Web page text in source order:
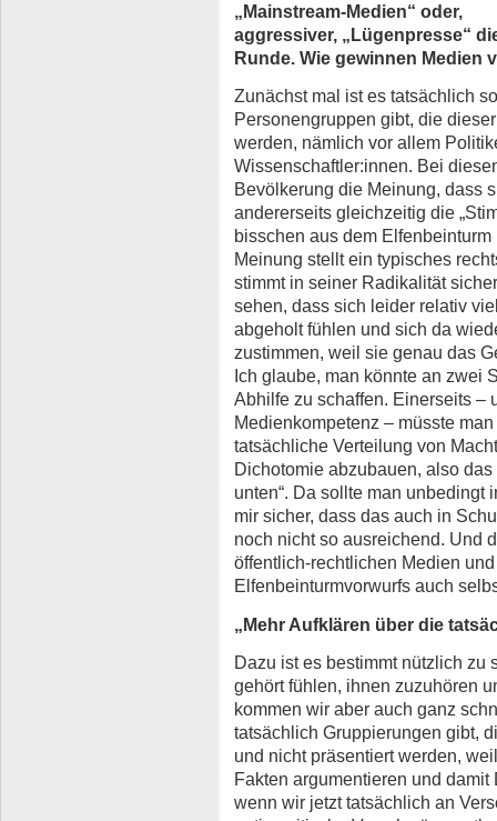
„Mainstream-Medien“ oder,
aggressiver, „Lügenpresse“
Runde. Wie gewinnen Medien
Zunächst mal ist es tatsächlich
Personengruppen gibt, die
werden, nämlich vor allem
Wissenschaftler:innen. Bei
Bevölkerung die Meinung, dass
andererseits gleichzeitig die
bisschen aus dem
Meinung stellt ein typisches
stimmt in seiner Radikalität
sehen, dass sich leider relativ
abgeholt fühlen und sich da
zustimmen, weil sie genau das
Ich glaube, man könnte an zwei
Abhilfe zu schaffen. Einerseits –
Medienkompetenz – müsste
tatsächliche Verteilung von
Dichotomie abzubauen, also
unten“. Da sollte man
mir sicher, dass das auch in
noch nicht so ausreichend. Und
öffentlich-rechtlichen Medien
Elfenbeinturmvorwurfs auch
„Mehr Aufklären über die
Dazu ist es bestimmt nützlich zu
gehört fühlen, ihnen zuzuhören
kommen wir aber auch ganz
tatsächlich Gruppierungen gibt,
und nicht präsentiert werden,
Fakten argumentieren und
wenn wir jetzt tatsächlich an